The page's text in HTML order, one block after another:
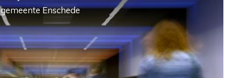
gemeente Enschede